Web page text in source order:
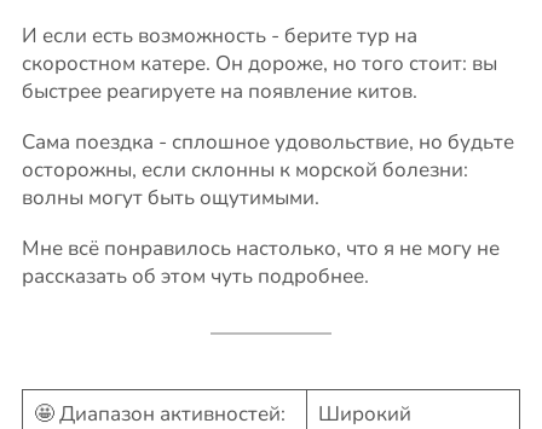
И если есть возможность - берите тур на
скоростном катере. Он дороже, но того стоит: вы
быстрее реагируете на появление китов.
Сама поездка - сплошное удовольствие, но будьте
осторожны, если склонны к морской болезни:
волны могут быть ощутимыми.
Мне всё понравилось настолько, что я не могу не
рассказать об этом чуть подробнее.
🤩 Диапазон активностей:
Широкий